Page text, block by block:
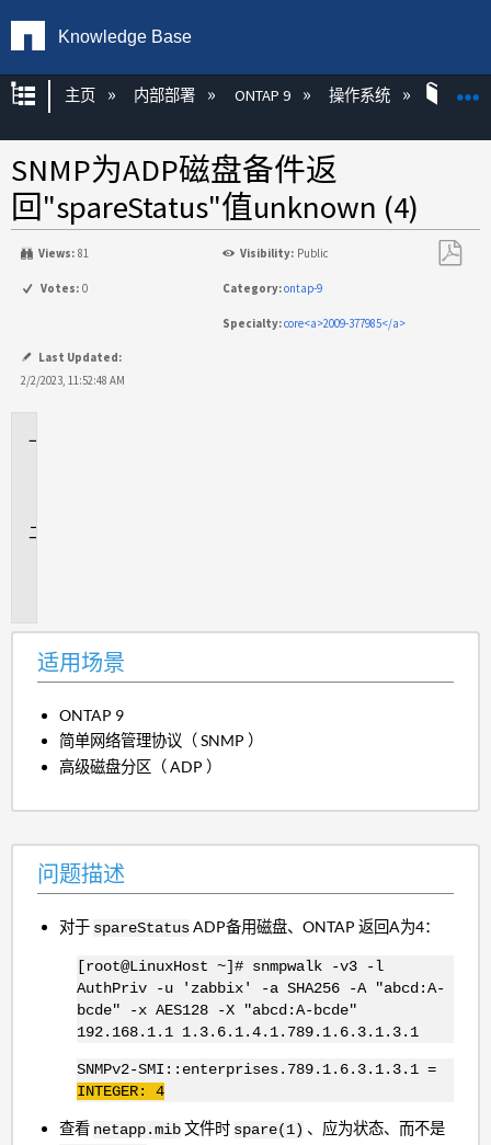
Knowledge Base
扩展/隐缩全局层次
主页 内部部署 ONTAP 9 操作系统
SNMP为ADP磁盘备件返
回"spareStatus"值unknown (4)
Views: 81 Visibility: Public
Votes: 0 Category:ontap-9
Specialty:core<a>2009-377985</a>
Last Updated:
2/2/2023, 11:52:48 AM
适用场景
ONTAP 9
简单网络管理协议（ SNMP ）
高级磁盘分区（ ADP ）
问题描述
对于 spareStatusADP备用磁盘、ONTAP 返回A为4：
[root@LinuxHost ~]# snmpwalk -v3 -l
AuthPriv -u 'zabbix' -a SHA256 -A "abcd:A-
bcde" -x AES128 -X "abcd:A-bcde"
192.168.1.1 1.3.6.1.4.1.789.1.6.3.1.3.1
SNMPv2-SMI::enterprises.789.1.6.3.1.3.1 =
INTEGER: 4
查看 netapp.mib文件时 spare(1) 、应为状态、而不是